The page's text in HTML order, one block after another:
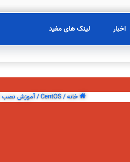
لینک های مفید اخبار
خانه/
CentOS
/آموزش نصب RubyGems